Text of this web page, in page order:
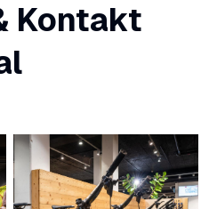
Kontakt